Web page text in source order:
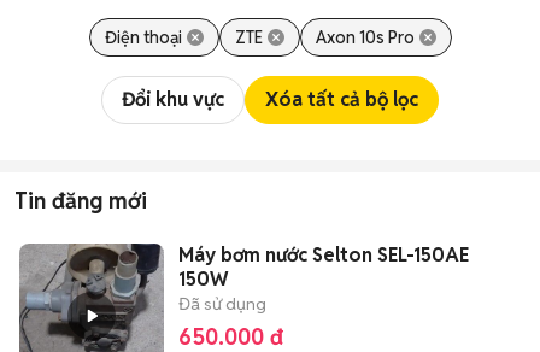
Điện thoại ZTE Axon 10s Pro
Đổi khu vực Xóa tất cả bộ lọc
Tin đăng mới
Máy bơm nước Selton SEL-150AE
150W
Đã sử dụng
650.000 đ